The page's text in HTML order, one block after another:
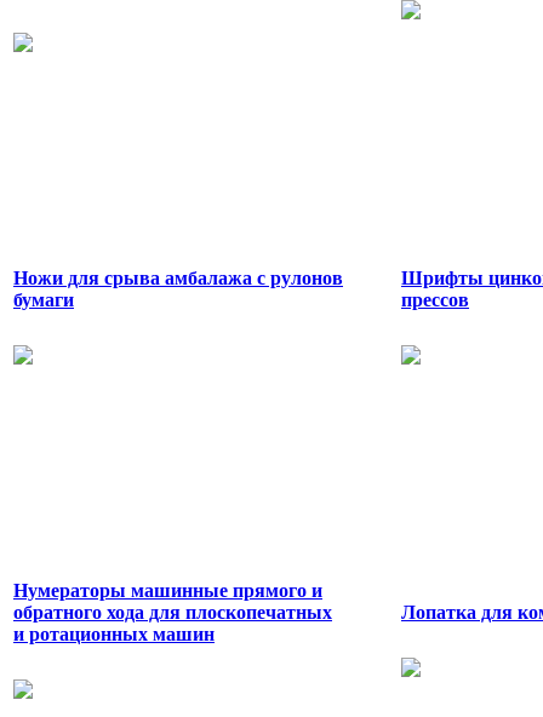
Ножи для срыва амбалажа с рулонов
бумаги
Шрифты
прессов
Нумераторы машинные прямого и
обратного хода для плоскопечатных
и ротационных машин
Лопатка для